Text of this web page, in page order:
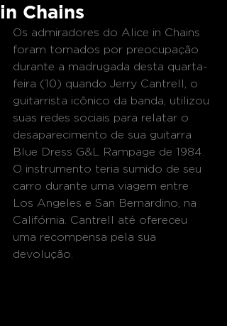
in Chains
Os admiradores do Alice in Chains
foram tomados por preocupação
durante a madrugada desta quarta-
feira (10) quando Jerry Cantrell, o
guitarrista icônico da banda, utilizou
suas redes sociais para relatar o
desaparecimento de sua guitarra
Blue Dress G&L Rampage de 1984.
O instrumento teria sumido de seu
carro durante uma viagem entre
Los Angeles e San Bernardino, na
Califórnia. Cantrell até ofereceu
uma recompensa pela sua
devolução.